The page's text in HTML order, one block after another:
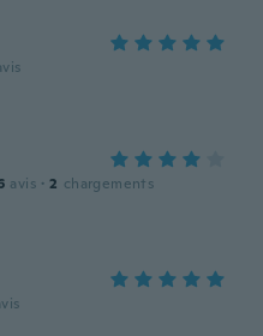
avis · 2 chargements